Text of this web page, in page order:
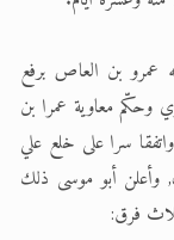
عمرو بن العاص برفع
وحكّم معاوية عمرا بن
سرا على خلع علي
وأعلن أبو موسى ذلك
فرق: